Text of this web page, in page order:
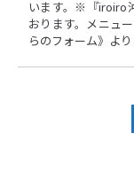
います。※『iroiro
おります。メニュ
らのフォーム》 よ